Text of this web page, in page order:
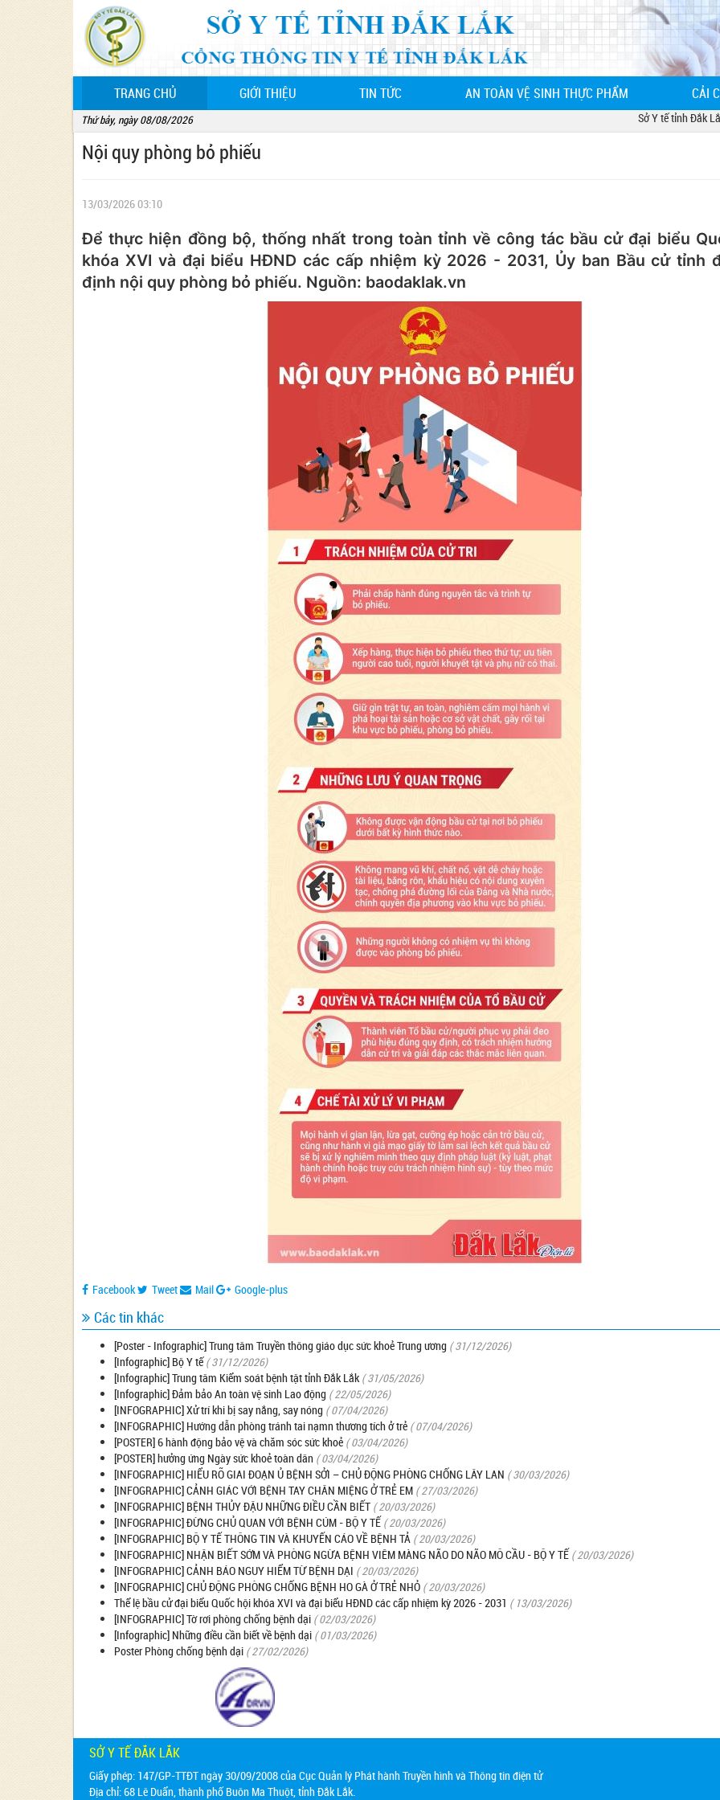
TRANG CHỦ(CURRENT) GIỚI THIỆU TIN TỨC AN TOÀN VỆ SINH THỰC PHẨM CẢI
Thứ bảy, ngày 08/08/2026 Sở Y tế tỉnh Đắk Lắk -
Nội quy phòng bỏ phiếu
13/03/2026 03:10
Để thực hiện đồng bộ, thống nhất trong toàn tỉnh về công tác bầu cử đại biểu
khóa XVI và đại biểu HĐND các cấp nhiệm kỳ 2026 - 2031, Ủy ban Bầu cử tỉnh
định nội quy phòng bỏ phiếu. Nguồn: baodaklak.vn
Facebook Tweet Mail Google-plus
Các tin khác
[Poster - Infographic] Trung tâm Truyền thông giáo dục sức khoẻ Trung ương ( 31/12/2026)
[Infographic] Bộ Y tế ( 31/12/2026)
[Infographic] Trung tâm Kiểm soát bệnh tật tỉnh Đắk Lắk ( 31/05/2026)
[Infographic] Đảm bảo An toàn vệ sinh Lao động ( 22/05/2026)
[INFOGRAPHIC] Xử trí khi bị say nắng, say nóng ( 07/04/2026)
[INFOGRAPHIC] Hướng dẫn phòng tránh tai nạmn thương tích ở trẻ ( 07/04/2026)
[POSTER] 6 hành động bảo vệ và chăm sóc sức khoẻ ( 03/04/2026)
[POSTER] hưởng ứng Ngày sức khoẻ toàn dân ( 03/04/2026)
[INFOGRAPHIC] HIỂU RÕ GIAI ĐOẠN Ủ BỆNH SỞI – CHỦ ĐỘNG PHÒNG CHỐNG LÂY LAN ( 30/03/2026)
[INFOGRAPHIC] CẢNH GIÁC VỚI BỆNH TAY CHÂN MIỆNG Ở TRẺ EM ( 27/03/2026)
[INFOGRAPHIC] BỆNH THỦY ĐẬU NHỮNG ĐIỀU CẦN BIẾT ( 20/03/2026)
[INFOGRAPHIC] ĐỪNG CHỦ QUAN VỚI BỆNH CÚM - BỘ Y TẾ ( 20/03/2026)
[INFOGRAPHIC] BỘ Y TẾ THÔNG TIN VÀ KHUYẾN CÁO VỀ BỆNH TẢ ( 20/03/2026)
[INFOGRAPHIC] NHẬN BIẾT SỚM VÀ PHÒNG NGỪA BỆNH VIÊM MÀNG NÃO DO NÃO MÔ CẦU - BỘ Y TẾ ( 20/03/2026)
[INFOGRAPHIC] CẢNH BÁO NGUY HIỂM TỪ BỆNH DẠI ( 20/03/2026)
[INFOGRAPHIC] CHỦ ĐỘNG PHÒNG CHỐNG BỆNH HO GÀ Ở TRẺ NHỎ ( 20/03/2026)
Thể lệ bầu cử đại biểu Quốc hội khóa XVI và đại biểu HĐND các cấp nhiệm kỳ 2026 - 2031 ( 13/03/2026)
[INFOGRAPHIC] Tờ rơi phòng chống bệnh dại ( 02/03/2026)
[Infographic] Những điều cần biết về bệnh dại ( 01/03/2026)
Poster Phòng chống bệnh dại ( 27/02/2026)
SỞ Y TẾ ĐẮK LẮK
Giấy phép: 147/GP-TTĐT ngày 30/09/2008 của Cục Quản lý Phát hành Truyền hình và Thông tin điện tử
Địa chỉ:68 Lê Duẩn, thành phố Buôn Ma Thuột, tỉnh Đắk Lắk.